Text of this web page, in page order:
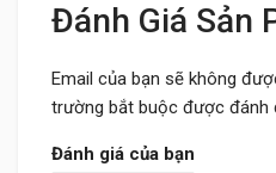
Đánh Giá Sản
Email của bạn sẽ không
trường bắt buộc được đánh
Đánh giá của bạn